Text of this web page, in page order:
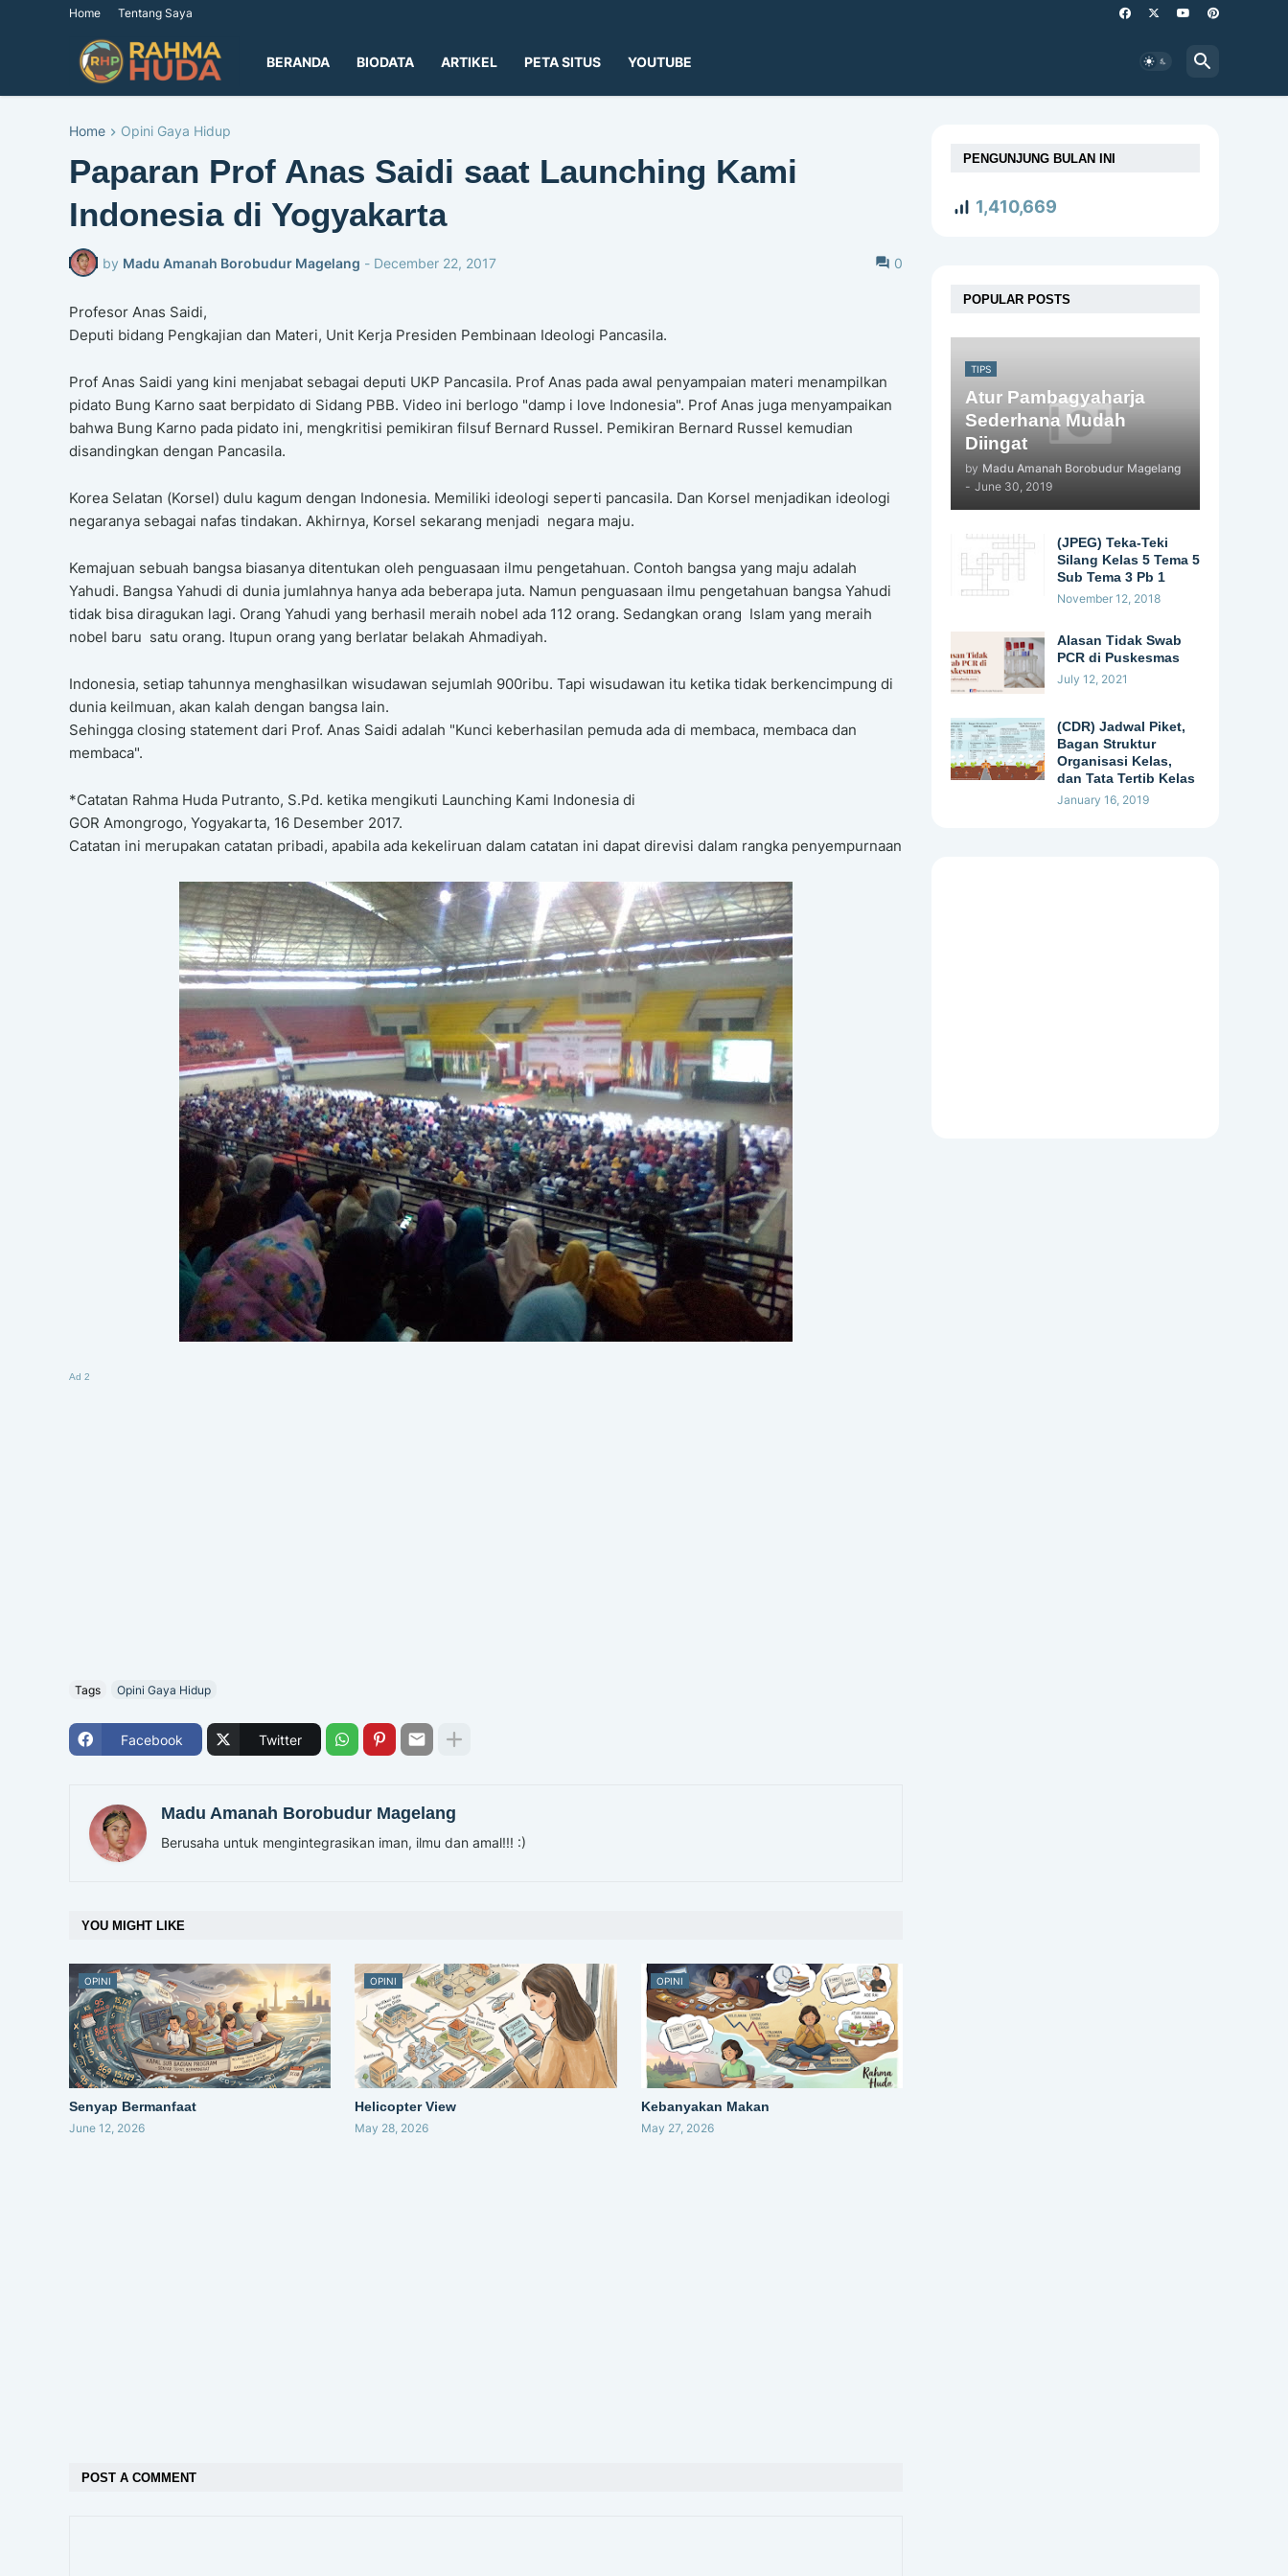
Home Tentang Saya
BERANDA BIODATA ARTIKEL PETA SITUS YOUTUBE
Home Opini Gaya Hidup
Paparan Prof Anas Saidi saat Launching Kami
Indonesia di Yogyakarta
by Madu Amanah Borobudur Magelang - December 22, 2017 0
Profesor Anas Saidi,
Deputi bidang Pengkajian dan Materi, Unit Kerja Presiden Pembinaan Ideologi Pancasila.
Prof Anas Saidi yang kini menjabat sebagai deputi UKP Pancasila. Prof Anas pada awal penyampaian materi menampilkan
pidato Bung Karno saat berpidato di Sidang PBB. Video ini berlogo "damp i love Indonesia". Prof Anas juga menyampaikan
bahwa Bung Karno pada pidato ini, mengkritisi pemikiran filsuf Bernard Russel. Pemikiran Bernard Russel kemudian
disandingkan dengan Pancasila.
Korea Selatan (Korsel) dulu kagum dengan Indonesia. Memiliki ideologi seperti pancasila. Dan Korsel menjadikan ideologi
negaranya sebagai nafas tindakan. Akhirnya, Korsel sekarang menjadi negara maju.
Kemajuan sebuah bangsa biasanya ditentukan oleh penguasaan ilmu pengetahuan. Contoh bangsa yang maju adalah
Yahudi. Bangsa Yahudi di dunia jumlahnya hanya ada beberapa juta. Namun penguasaan ilmu pengetahuan bangsa Yahudi
tidak bisa diragukan lagi. Orang Yahudi yang berhasil meraih nobel ada 112 orang. Sedangkan orang Islam yang meraih
nobel baru satu orang. Itupun orang yang berlatar belakah Ahmadiyah.
Indonesia, setiap tahunnya menghasilkan wisudawan sejumlah 900ribu. Tapi wisudawan itu ketika tidak berkencimpung di
dunia keilmuan, akan kalah dengan bangsa lain.
Sehingga closing statement dari Prof. Anas Saidi adalah "Kunci keberhasilan pemuda ada di membaca, membaca dan
membaca".
*Catatan Rahma Huda Putranto, S.Pd. ketika mengikuti Launching Kami Indonesia di
GOR Amongrogo, Yogyakarta, 16 Desember 2017.
Catatan ini merupakan catatan pribadi, apabila ada kekeliruan dalam catatan ini dapat direvisi dalam rangka penyempurnaan
Ad 2
Tags Opini Gaya Hidup
Facebook Twitter
Madu Amanah Borobudur Magelang
Berusaha untuk mengintegrasikan iman, ilmu dan amal!!! :)
YOU MIGHT LIKE
OPINI
Senyap Bermanfaat
June 12, 2026
OPINI
Helicopter View
May 28, 2026
OPINI
Kebanyakan Makan
May 27, 2026
POST A COMMENT
PENGUNJUNG BULAN INI
1,410,669
POPULAR POSTS
TIPS
Atur Pambagyaharja
Sederhana Mudah
Diingat
by Madu Amanah Borobudur Magelang
- June 30, 2019
(JPEG) Teka-Teki
Silang Kelas 5 Tema 5
Sub Tema 3 Pb 1
November 12, 2018
Alasan Tidak Swab
PCR di Puskesmas
July 12, 2021
(CDR) Jadwal Piket,
Bagan Struktur
Organisasi Kelas,
dan Tata Tertib Kelas
January 16, 2019